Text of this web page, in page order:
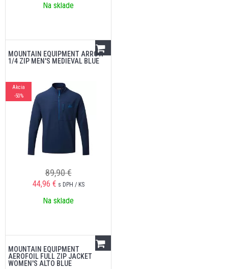
Na sklade
MOUNTAIN EQUIPMENT ARROW
1/4 ZIP MEN'S MEDIEVAL BLUE
Akcia
-50%
89,90 €
44,96 € s DPH / KS
Na sklade
MOUNTAIN EQUIPMENT
AEROFOIL FULL ZIP JACKET
WOMEN'S ALTO BLUE